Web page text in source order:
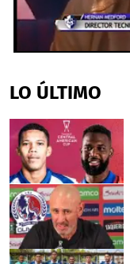
of
54
LO ÚLTIMO